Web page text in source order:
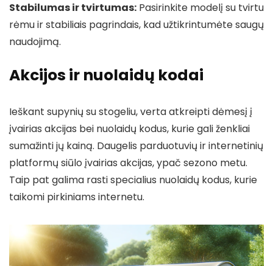
Stabilumas ir tvirtumas: Pasirinkite modelį su tvirtu
rėmu ir stabiliais pagrindais, kad užtikrintumėte saugų
naudojimą.
Akcijos ir nuolaidų kodai
Ieškant supynių su stogeliu, verta atkreipti dėmesį į
įvairias akcijas bei nuolaidų kodus, kurie gali ženkliai
sumažinti jų kainą. Daugelis parduotuvių ir internetinių
platformų siūlo įvairias akcijas, ypač sezono metu.
Taip pat galima rasti specialius nuolaidų kodus, kurie
taikomi pirkiniams internetu.